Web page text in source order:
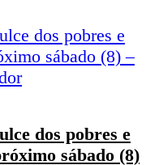
dos pobres e
sábado (8)